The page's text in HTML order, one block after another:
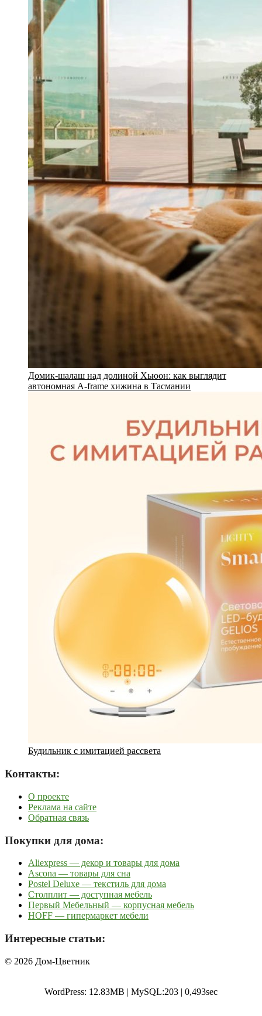
Домик-шалаш над долиной Хьюон: как выглядит
автономная A-frame хижина в Тасмании
Будильник с имитацией рассвета
Контакты:
О проекте
Реклама на сайте
Обратная связь
Покупки для дома:
Aliexpress — декор и товары для дома
Ascona — товары для сна
Postel Deluxe — текстиль для дома
Столплит — доступная мебель
Первый Мебельный — корпусная мебель
HOFF — гипермаркет мебели
Интересные статьи:
© 2026 Дом-Цветник
WordPress: 12.83MB | MySQL:203 | 0,493sec